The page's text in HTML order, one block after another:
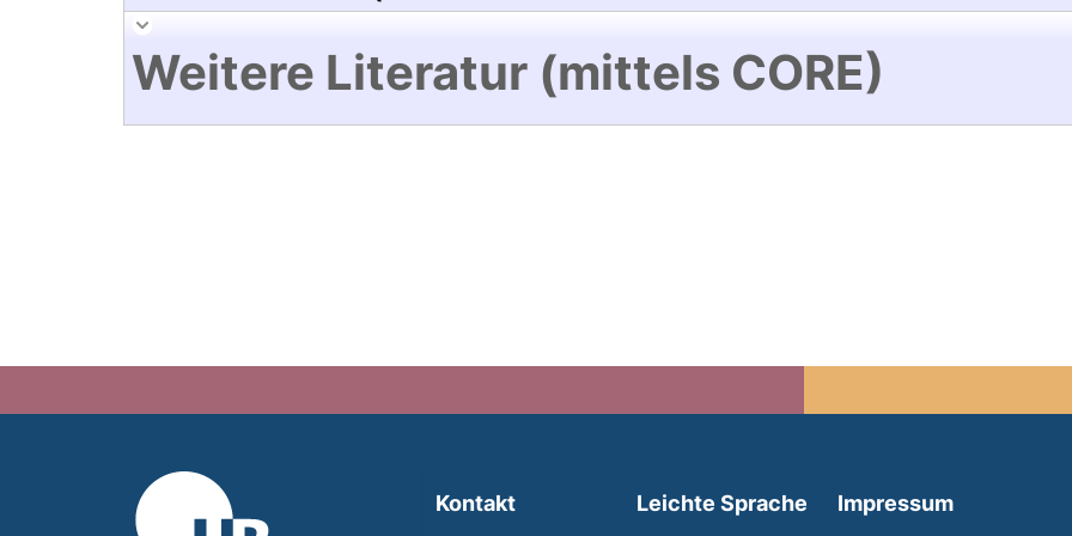
Weitere Literatur (mittels CORE)
Kontakt Leichte Sprache (external link, opens in a
Impressum